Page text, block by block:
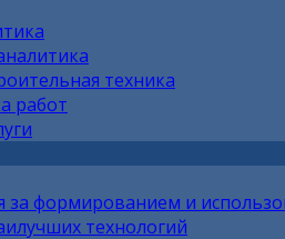
техника
работ
за формированием и
технологий